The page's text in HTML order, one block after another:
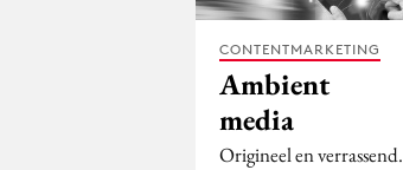
CONTENTMARKETING
Ambient
media
Origineel en verrassend.